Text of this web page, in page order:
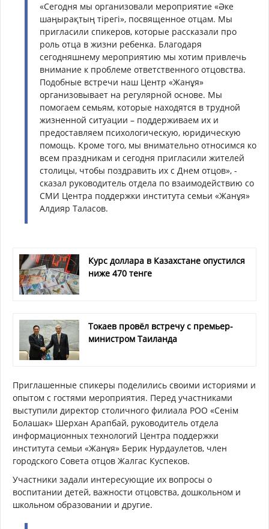
«Сегодня мы организовали мероприятие «Әке
шаңырақтың тірегі», посвященное отцам. Мы
пригласили спикеров, которые рассказали про
роль отца в жизни ребенка. Благодаря
сегодняшнему мероприятию мы хотим привлечь
внимание к проблеме ответственного отцовства.
Подобные встречи наш Центр «Жанұя»
организовывает на регулярной основе. Мы
помогаем семьям, которые находятся в трудной
жизненной ситуации – поддерживаем их и
предоставляем психологическую, юридическую
помощь. Кроме того, мы внимательно относимся ко
всем праздникам и сегодня пригласили жителей
столицы, чтобы поздравить их с Днем отцов», -
сказал руководитель отдела по взаимодействию со
СМИ Центра поддержки института семьи «Жанұя»
Алдияр Таласов.
Курс доллара в Казахстане опустился
ниже 470 тенге
Токаев провёл встречу с премьер-
министром Таиланда
Приглашенные спикеры поделились своими историями и
опытом с гостями мероприятия. Перед участниками
выступили директор столичного филиала РОО «Сенім
Болашак» Шерхан Арапбай, руководитель отдела
информационных технологий Центра поддержки
института семьи «Жанұя» Берик Нурдаулетов, член
городского Совета отцов Жалгас Куспеков.
Участники задали интересующие их вопросы о
воспитании детей, важности отцовства, дошкольном и
школьном образовании и другие.